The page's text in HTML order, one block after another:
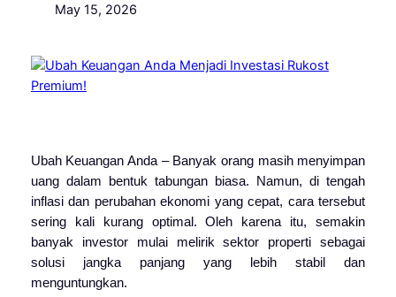
May 15, 2026
Ubah Keuangan Anda – Banyak orang masih menyimpan
uang dalam bentuk tabungan biasa. Namun, di tengah
inflasi dan perubahan ekonomi yang cepat, cara tersebut
sering kali kurang optimal. Oleh karena itu, semakin
banyak investor mulai melirik sektor properti sebagai
solusi jangka panjang yang lebih stabil dan
menguntungkan.